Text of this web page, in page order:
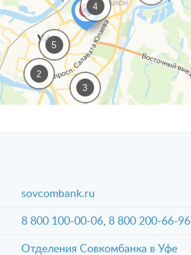
2
5
3
4
sovcombank.ru
8 800 100-00-06 ,8 800 200-66-96
Отделения Совкомбанка в Уфе